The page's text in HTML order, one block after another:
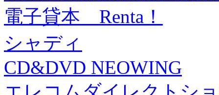
電子貸本 Renta！
シャディ
CD&DVD NEOWING